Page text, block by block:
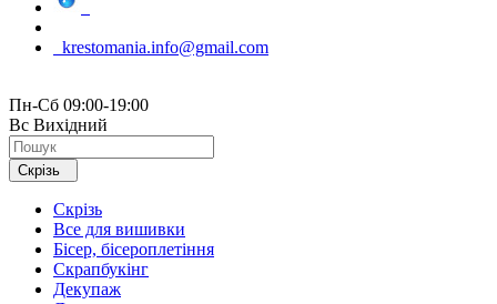
krestomania.info@gmail.com
Пн-Сб 09:00-19:00
Вс Вихідний
Скрізь
Скрізь
Все для вишивки
Бісер, бісероплетіння
Скрапбукінг
Декупаж